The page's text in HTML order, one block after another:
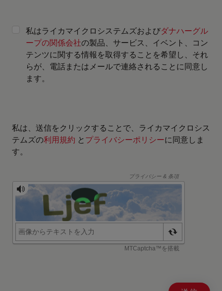
私はライカマイクロシステムズおよびダナハーグル
ープの関係会社の製品、サービス、イベント、コン
テンツに関する情報を取得することを希望し、それ
らが、電話またはメールで連絡されることに同意し
ます。
私は、送信をクリックすることで、ライカマイクロシス
テムズの利用規約 と プライバシーポリシーに同意しま
す。